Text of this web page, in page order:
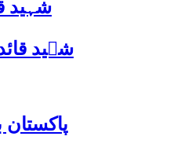
شہید
شہید قائد علامہ عارف
پاکستان بھر میں اربعین حسینی